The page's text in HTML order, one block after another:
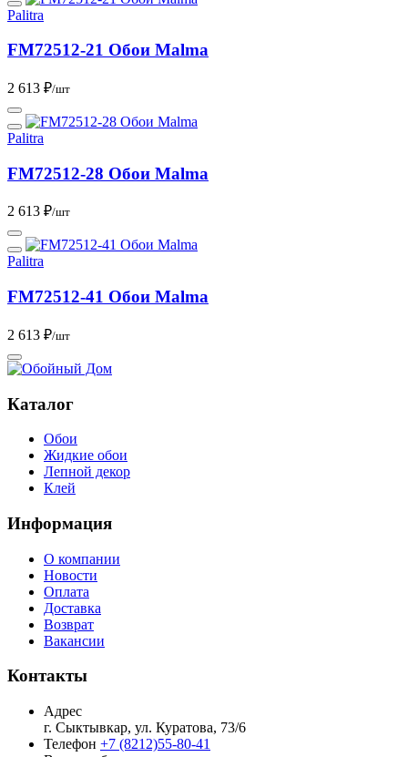
Palitra
FM72512-21 Обои Malma
2 613 ₽/шт
Palitra
FM72512-28 Обои Malma
2 613 ₽/шт
Palitra
FM72512-41 Обои Malma
2 613 ₽/шт
Каталог
Обои
Жидкие обои
Лепной декор
Клей
Информация
О компании
Новости
Оплата
Доставка
Возврат
Вакансии
Контакты
Адрес
г. Сыктывкар, ул. Куратова, 73/6
Телефон +7 (8212)55-80-41